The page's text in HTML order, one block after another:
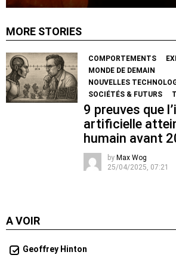
MORE STORIES
COMPORTEMENTS
MONDE DE DEMAIN
NOUVELLES
SOCIÉTÉS & FUTURS
9 preuves que
artificielle
humain avant
by Max Wog
25/04/2025, 07:21
A VOIR
Geoffrey Hinton